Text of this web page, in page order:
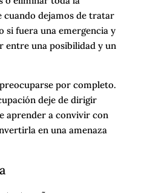
dejamos de tratar
si fuera una emergencia y
entre una posibilidad y un
por completo.
deje de dirigir
aprender a convivir con
en una amenaza